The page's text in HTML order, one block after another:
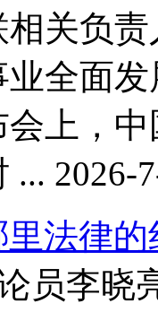
关负
全面
，中
2026-
法律
员李晓